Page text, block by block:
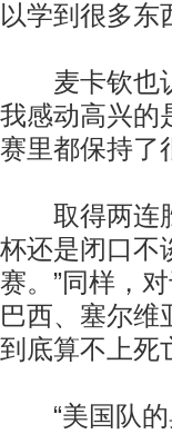
以学到很多东
麦卡钦也认
我感动高兴的
赛里都保持了
取得两连胜
杯还是闭口不
赛。”同样，
巴西、塞尔维
到底算不上死
“美国队的